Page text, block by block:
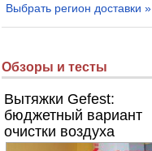
Выбрать регион доставки »
Обзоры и тесты
Вытяжки Gefest:
бюджетный вариант
очистки воздуха